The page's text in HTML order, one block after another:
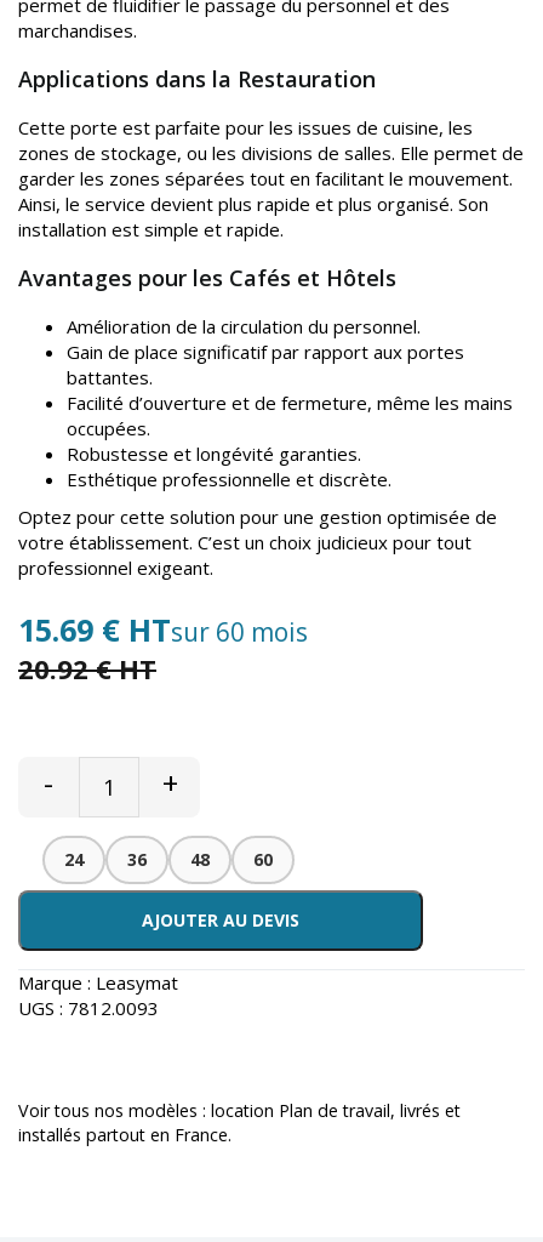
marchandises.
Applications dans la Restauration
Cette porte est parfaite pour les issues de cuisine, les
zones de stockage, ou les divisions de salles. Elle permet de
garder les zones séparées tout en facilitant le mouvement.
Ainsi, le service devient plus rapide et plus organisé. Son
installation est simple et rapide.
Avantages pour les Cafés et Hôtels
Amélioration de la circulation du personnel.
Gain de place significatif par rapport aux portes
battantes.
Facilité d’ouverture et de fermeture, même les mains
occupées.
Robustesse et longévité garanties.
Esthétique professionnelle et discrète.
Optez pour cette solution pour une gestion optimisée de
votre établissement. C’est un choix judicieux pour tout
professionnel exigeant.
15.69 € HTsur 60 mois
20.92 € HT
- +
24 36 48 60
AJOUTER AU DEVIS
Marque : Leasymat
UGS : 7812.0093
Voir tous nos modèles : location Plan de travail, livrés et
installés partout en France.